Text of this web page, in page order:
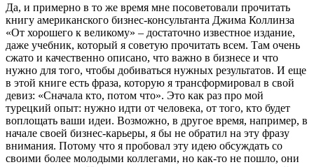
Да, и примерно в то же время мне посоветовали прочитать
книгу американского бизнес-консультанта Джима Коллинза
«От хорошего к великому» – достаточно известное издание,
даже учебник, который я советую прочитать всем. Там очень
сжато и качественно описано, что важно в бизнесе и что
нужно для того, чтобы добиваться нужных результатов. И еще
в этой книге есть фраза, которую я трансформировал в свой
девиз: «Сначала кто, потом что». Это как раз про мой
турецкий опыт: нужно идти от человека, от того, кто будет
воплощать ваши идеи. Возможно, в другое время, например, в
начале своей бизнес-карьеры, я бы не обратил на эту фразу
внимания. Потому что я пробовал эту идею обсуждать со
своими более молодыми коллегами, но как-то не пошло, они